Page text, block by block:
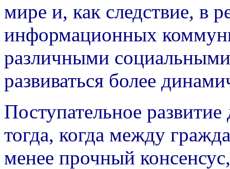
мире и, как следствие, в
информационных
различными
развиваться более
Поступательное
тогда, когда между
менее прочный